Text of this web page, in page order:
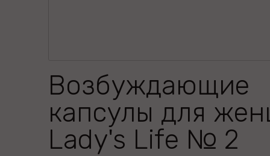
Возбуждающие
капсулы для
Lady's Life № 2